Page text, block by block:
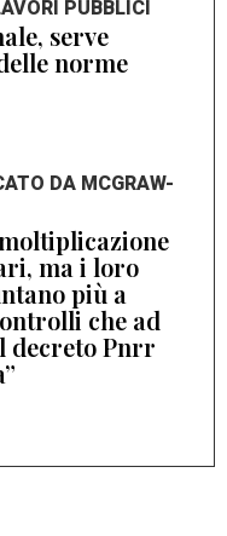
PUBBLICI
serve
norme
DA MCGRAW-
ma i loro
più a
che ad
decreto Pnrr